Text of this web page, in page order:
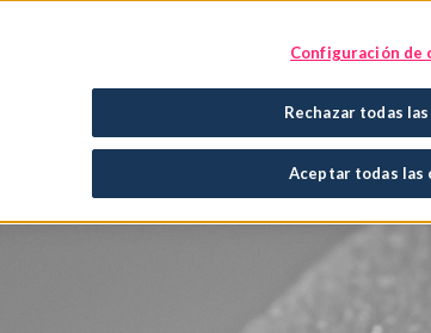
Configuración de
Rechazar todas
Aceptar todas las